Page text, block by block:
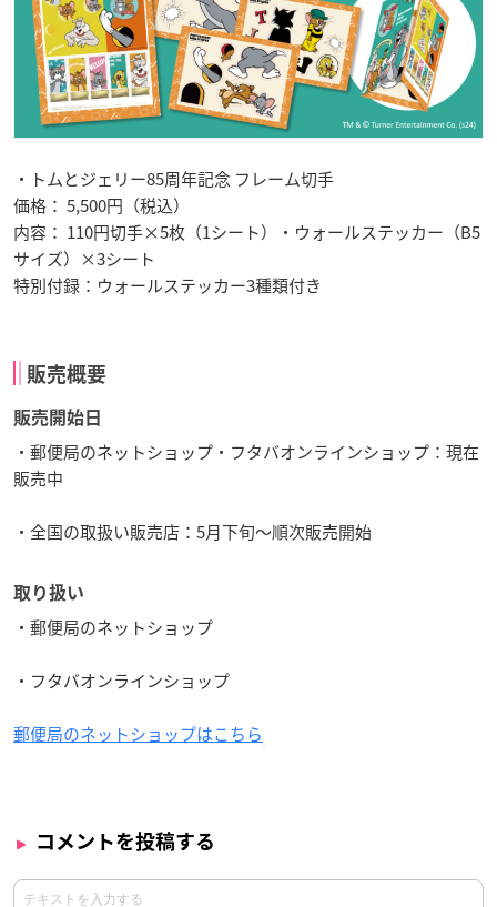
・トムとジェリー85周年記念 フレーム切手
価格： 5,500円（税込）
内容： 110円切手×5枚（1シート）・ウォールステッカー（B5
サイズ）×3シート
特別付録：ウォールステッカー3種類付き
販売概要
販売開始日
・郵便局のネットショップ・フタバオンラインショップ：現在
販売中
・全国の取扱い販売店：5月下旬～順次販売開始
取り扱い
・郵便局のネットショップ
・フタバオンラインショップ
郵便局のネットショップはこちら
コメントを投稿する